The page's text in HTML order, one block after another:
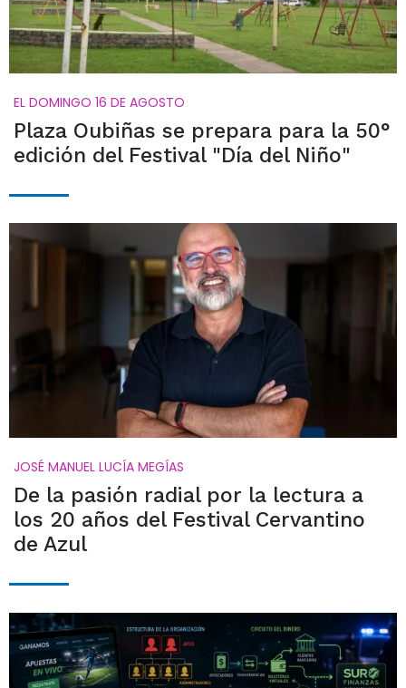
EL DOMINGO 16 DE AGOSTO
Plaza Oubiñas se prepara para la 50°
edición del Festival "Día del Niño"
JOSÉ MANUEL LUCÍA MEGÍAS
De la pasión radial por la lectura a
los 20 años del Festival Cervantino
de Azul